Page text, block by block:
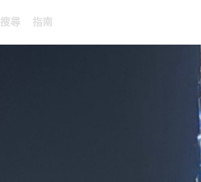
搜尋 指南